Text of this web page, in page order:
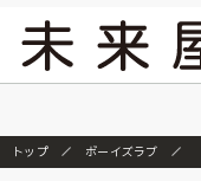
トップ ボーイズラブ